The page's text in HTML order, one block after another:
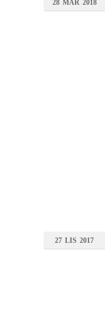
28 MAR 2018
27 LIS 2017